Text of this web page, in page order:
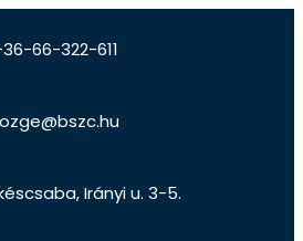
66-322-611
Irányi u. 3-5.